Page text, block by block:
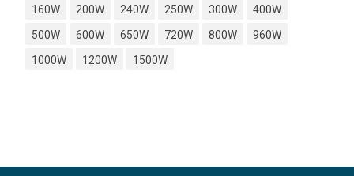
160W
200W 240W 250W 300W
400W
500W
600W 650W 720W 800W
960W
1000W
1200W 1500W